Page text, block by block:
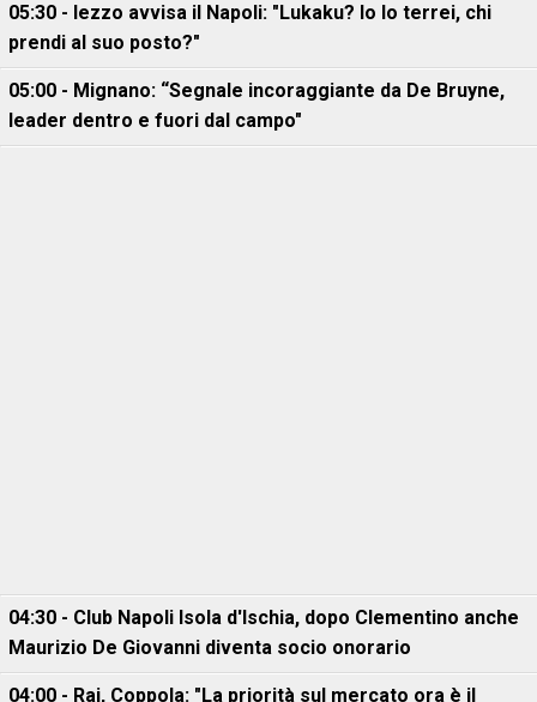
05:30 - Iezzo avvisa il Napoli: "Lukaku? Io lo terrei, chi
prendi al suo posto?"
05:00 - Mignano: “Segnale incoraggiante da De Bruyne,
leader dentro e fuori dal campo"
04:30 - Club Napoli Isola d'Ischia, dopo Clementino anche
Maurizio De Giovanni diventa socio onorario
04:00 - Rai, Coppola: "La priorità sul mercato ora è il